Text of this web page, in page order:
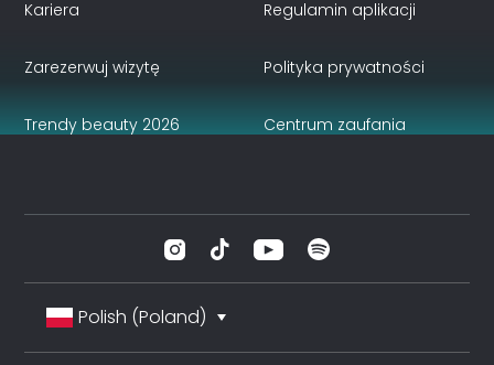
Kariera
Zarezerwuj wizytę
Trendy beauty 2026
Regulamin aplikacji
Polityka prywatności
Centrum zaufania
Polish (Poland)